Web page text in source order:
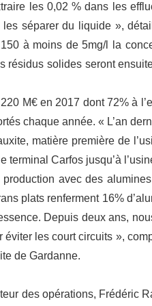
les 0,02 % dans les
séparer du liquide »,
à moins de 5mg/l la
résidus solides seront
M€ en 2017 dont 72% à
chaque année. « L’an
matière première de
Carfos jusqu’à
avec des
plats renferment 16%
Depuis deux ans,
les court circuits »,
de Gardanne.
des opérations, Frédéric